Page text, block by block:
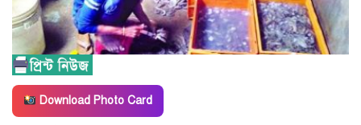
Download Photo Card